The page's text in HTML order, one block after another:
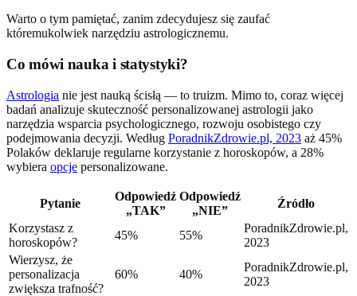
Warto o tym pamiętać, zanim zdecydujesz się zaufać
któremukolwiek narzędziu astrologicznemu.
Co mówi nauka i statystyki?
Astrologia nie jest nauką ścisłą — to truizm. Mimo to, coraz więcej
badań analizuje skuteczność personalizowanej astrologii jako
narzędzia wsparcia psychologicznego, rozwoju osobistego czy
podejmowania decyzji. Według PoradnikZdrowie.pl, 2023 aż 45%
Polaków deklaruje regularne korzystanie z horoskopów, a 28%
wybiera opcje personalizowane.
Pytanie
Odpowiedź
„TAK”
Odpowiedź
„NIE”
Źródło
Korzystasz z
horoskopów?
45% 55%
PoradnikZdrowie.pl,
2023
Wierzysz, że
personalizacja
zwiększa trafność?
60% 40%
PoradnikZdrowie.pl,
2023